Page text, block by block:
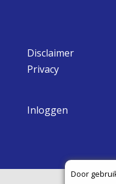
Door
Disclaimer
Privacy
Inloggen